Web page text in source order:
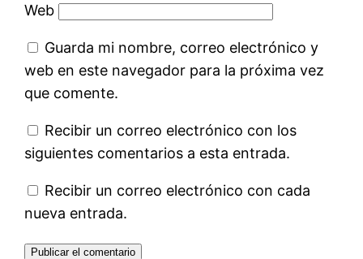
Web
Guarda mi nombre, correo electrónico y
web en este navegador para la próxima vez
que comente.
Recibir un correo electrónico con los
siguientes comentarios a esta entrada.
Recibir un correo electrónico con cada
nueva entrada.